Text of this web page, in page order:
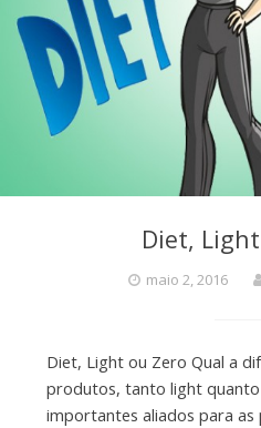
Diet,
maio 2, 2016
Diet, Light ou Zero Qual a
produtos, tanto light
importantes aliados para as